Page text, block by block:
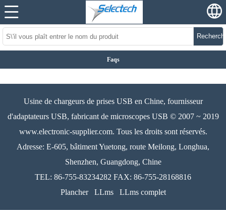
Faqs
Usine de chargeurs de prises USB en Chine, fournisseur
d'adaptateurs USB, fabricant de microscopes USB © 2007 ~ 2019
www.electronic-supplier.com. Tous les droits sont réservés.
Adresse: E-605, bâtiment Yuetong, route Meilong, Longhua,
Shenzhen, Guangdong, Chine
TEL: 86-755-83234282 FAX: 86-755-28168816
Plancher
LLms LLms complet